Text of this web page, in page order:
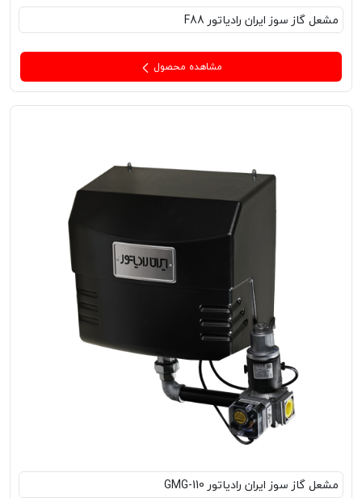
مشعل‌ گاز سوز ایران رادیاتور F88
مشاهده محصول
مشعل‌ گاز سوز ایران رادیاتور GMG-110